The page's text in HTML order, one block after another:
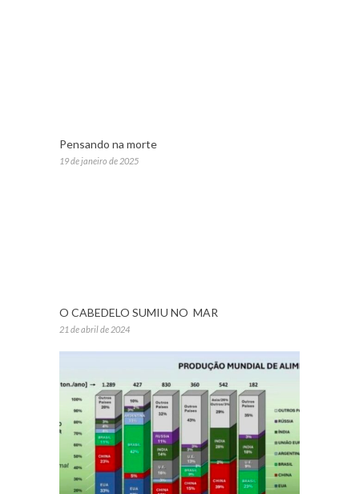
Pensando na morte
19 de janeiro de 2025
O CABEDELO SUMIU NO MAR
21 de abril de 2024